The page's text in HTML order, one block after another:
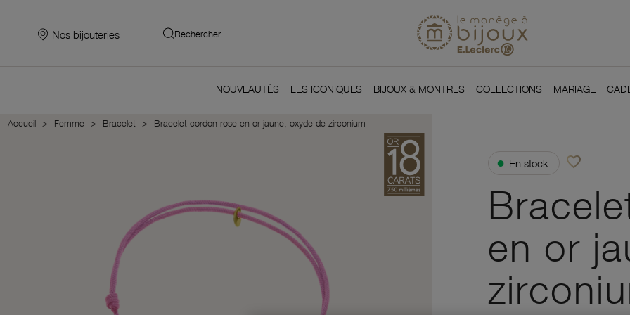
Nos bijouteries Rechercher
NOUVEAUTÉS LES ICONIQUES BIJOUX & MONTRES COLLECTIONS MARIAGE
Accueil Femme Bracelet Bracelet cordon rose en or jaune, oxyde de zirconium
● En stock favorite_borderAjouter à vos
en or